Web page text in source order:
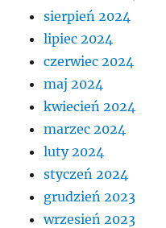
sierpień 2024
lipiec 2024
czerwiec 2024
maj 2024
kwiecień 2024
marzec 2024
luty 2024
styczeń 2024
grudzień 2023
wrzesień 2023